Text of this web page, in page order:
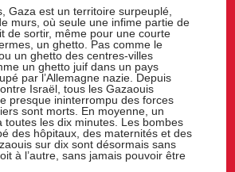
Gaza est un territoire surpeuplé,
murs, où seule une infime partie de
de sortir, même pour une courte
un ghetto. Pas comme le
un ghetto des centres-villes
un ghetto juif dans un pays
par l’Allemagne nazie. Depuis
Israël, tous les Gazaouis
presque ininterrompu des forces
sont morts. En moyenne, un
toutes les dix minutes. Les bombes
des hôpitaux, des maternités et des
sur dix sont désormais sans
à l’autre, sans jamais pouvoir être